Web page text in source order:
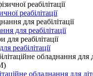
реабілітації
для реабілітації
реабілітації
обладнання для